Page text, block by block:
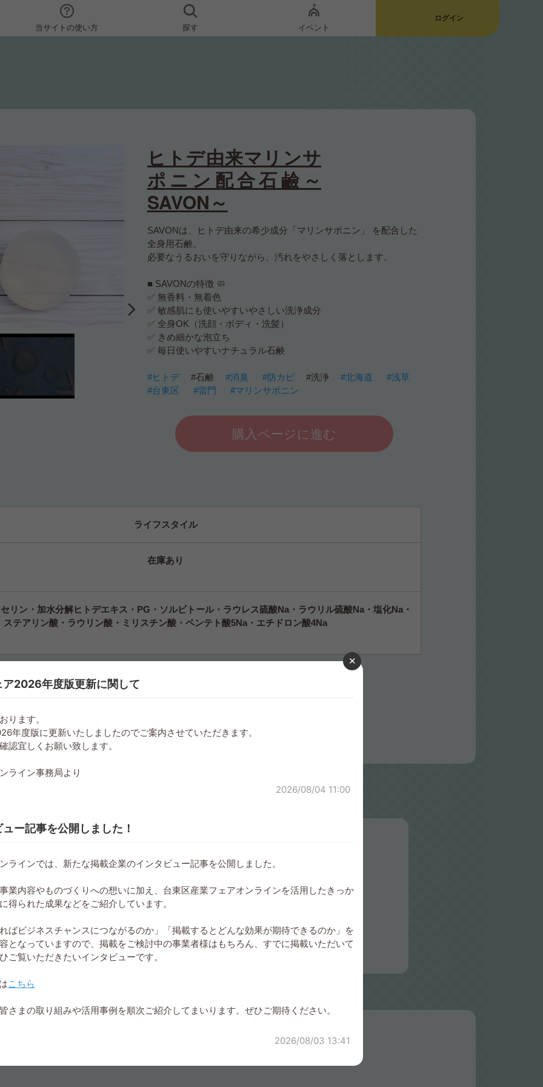
当サイトの使い方 探す イベント
ログイン
ヒトデ由来マリンサ
ポニン配合石鹼～
SAVON～
SAVONは、ヒトデ由来の希少成分「マリンサポニン」 を配合した
全身用石鹸。
必要なうるおいを守りながら、汚れをやさしく落とします。
■ SAVONの特徴 🧼
✅ 無香料・無着色
✅ 敏感肌にも使いやすいやさしい洗浄成分
✅ 全身OK（洗顔・ボディ・洗髪）
✅ きめ細かな泡立ち
✅ 毎日使いやすいナチュラル石鹸
#ヒトデ#石鹸 #消臭 #防カビ#洗浄 #北海道
#浅草
#台東区
#雷門 #マリンサポニン
購入ページに進む
ライフスタイル
在庫あり
リン・加水分解ヒトデエキス・PG・ソルビトール・ラウレス硫酸Na・ラウリル硫酸Na・塩化Na・
ステアリン酸・ラウリン酸・ミリスチン酸・ペンテト酸5Na・エチドロン酸4Na
この事業者の他アイテム
ア2026年度版更新に関して
ります。
年度版に更新いたしましたのでご案内させていただきます。
認宜しくお願い致します。
ライン事務局より
2026/08/04 11:00
ー記事を公開しました！
ラインでは、新たな掲載企業のインタビュー記事を公開しました。
業内容やものづくりへの想いに加え、台東区産業フェアオンラインを活用したきっか
得られた成果などをご紹介しています。
ばビジネスチャンスにつながるのか」「掲載するとどんな効果が期待できるのか」を
となっていますので、掲載をご検討中の事業者様はもちろん、すでに掲載いただいて
ご覧いただきたいインタビューです。
こちら
さまの取り組みや活用事例を順次ご紹介してまいります。ぜひご期待ください。
2026/08/03 13:41